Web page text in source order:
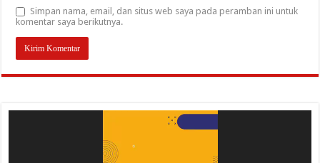
Simpan nama, email, dan situs web saya pada peramban ini untuk
komentar saya berikutnya.